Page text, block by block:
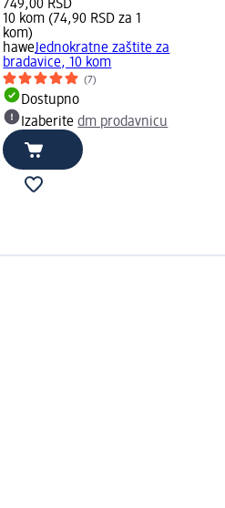
749,00 RSD
10 kom (74,90 RSD za 1
kom)
haweJednokratne zaštite za
bradavice, 10 kom
(7)
Dostupno
Izaberitedm prodavnicu